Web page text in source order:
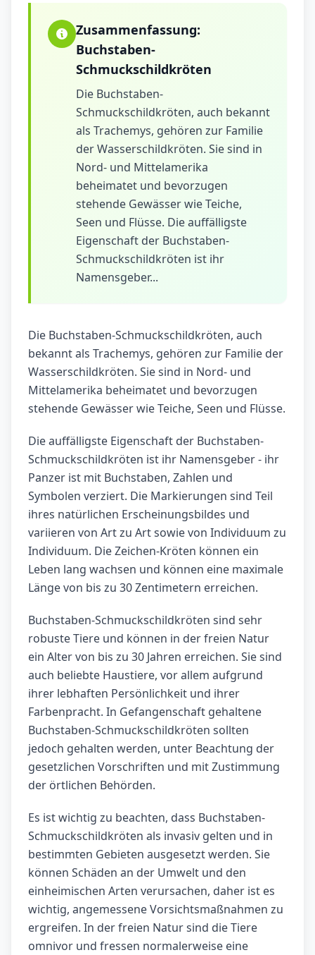
Zusammenfassung:
Buchstaben-
Schmuckschildkröten
Die Buchstaben-
Schmuckschildkröten, auch bekannt
als Trachemys, gehören zur Familie
der Wasserschildkröten. Sie sind in
Nord- und Mittelamerika
beheimatet und bevorzugen
stehende Gewässer wie Teiche,
Seen und Flüsse. Die auffälligste
Eigenschaft der Buchstaben-
Schmuckschildkröten ist ihr
Namensgeber...
Die Buchstaben-Schmuckschildkröten, auch
bekannt als Trachemys, gehören zur Familie der
Wasserschildkröten. Sie sind in Nord- und
Mittelamerika beheimatet und bevorzugen
stehende Gewässer wie Teiche, Seen und Flüsse.
Die auffälligste Eigenschaft der Buchstaben-
Schmuckschildkröten ist ihr Namensgeber - ihr
Panzer ist mit Buchstaben, Zahlen und
Symbolen verziert. Die Markierungen sind Teil
ihres natürlichen Erscheinungsbildes und
variieren von Art zu Art sowie von Individuum zu
Individuum. Die Zeichen-Kröten können ein
Leben lang wachsen und können eine maximale
Länge von bis zu 30 Zentimetern erreichen.
Buchstaben-Schmuckschildkröten sind sehr
robuste Tiere und können in der freien Natur
ein Alter von bis zu 30 Jahren erreichen. Sie sind
auch beliebte Haustiere, vor allem aufgrund
ihrer lebhaften Persönlichkeit und ihrer
Farbenpracht. In Gefangenschaft gehaltene
Buchstaben-Schmuckschildkröten sollten
jedoch gehalten werden, unter Beachtung der
gesetzlichen Vorschriften und mit Zustimmung
der örtlichen Behörden.
Es ist wichtig zu beachten, dass Buchstaben-
Schmuckschildkröten als invasiv gelten und in
bestimmten Gebieten ausgesetzt werden. Sie
können Schäden an der Umwelt und den
einheimischen Arten verursachen, daher ist es
wichtig, angemessene Vorsichtsmaßnahmen zu
ergreifen. In der freien Natur sind die Tiere
omnivor und fressen normalerweise eine